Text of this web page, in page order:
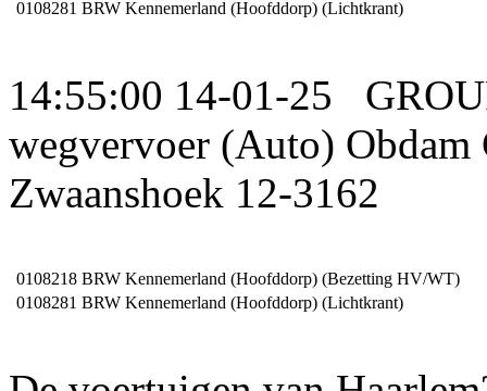
0108281 BRW Kennemerland (Hoofddorp) (Lichtkrant)
14:55:00 14-01-25
wegvervoer (Auto)
Zwaanshoek 12-3162
0108218 BRW Kennemerland (Hoofddorp) (Bezetting HV/WT)
0108281 BRW Kennemerland (Hoofddorp) (Lichtkrant)